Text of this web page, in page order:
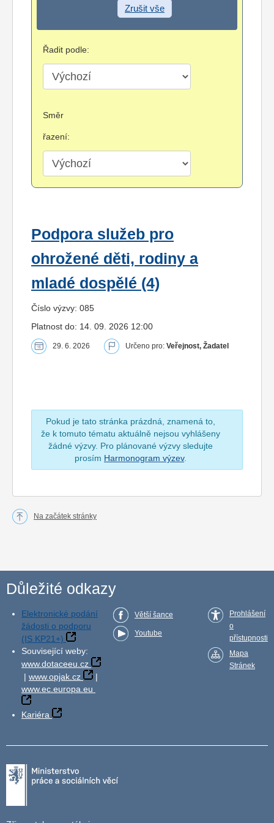
Zrušit vše
Řadit podle:
Směr
řazení:
Podpora služeb pro
ohrožené děti, rodiny a
mladé dospělé (4)
Číslo výzvy: 085
Platnost do: 14. 09. 2026 12:00
29. 6. 2026 Určeno pro: Veřejnost, Žadatel
Pokud je tato stránka prázdná, znamená to,
že k tomuto tématu aktuálně nejsou vyhlášeny
žádné výzvy. Pro plánované výzvy sledujte
prosím Harmonogram výzev.
Na začátek stránky
Důležité odkazy
Elektronické podání
žádosti o podporu
(IS KP21+)
Související weby:
www.dotaceeu.cz
| www.opjak.cz
|
www.ec.europa.eu
Kariéra
Větší šance
Youtube
Prohlášení
o
přístupnosti
Mapa
Stránek